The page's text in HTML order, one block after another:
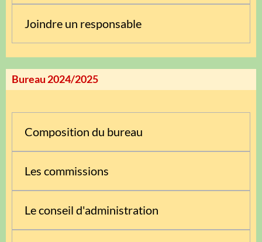
Joindre un responsable
Bureau 2024/2025
Composition du bureau
Les commissions
Le conseil d'administration